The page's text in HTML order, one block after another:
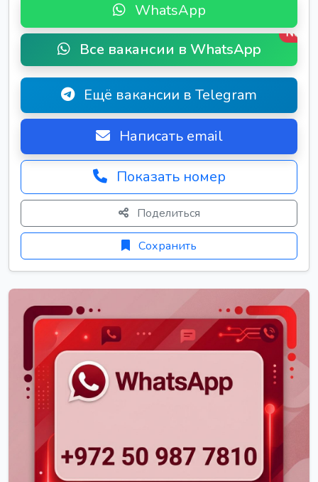
WhatsApp
Все вакансии в WhatsApp
New
Ещё вакансии в Telegram
Написать email
Показать номер
Поделиться
Сохранить